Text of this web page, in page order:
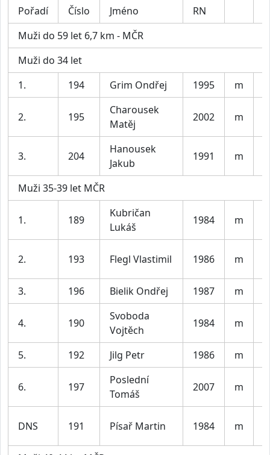
Pořadí Číslo Jméno RN
Muži do 59 let 6,7 km - MČR
Muži do 34 let
1.
194 Grim Ondřej 1995 m
2. 195
Charousek
Matěj
2002 m
3. 204
Hanousek
Jakub
1991 m
Muži 35-39 let MČR
1. 189
Kubričan
Lukáš
1984 m
2. 193 Flegl Vlastimil 1986 m
3.
196 Bielik Ondřej 1987 m
4. 190
Svoboda
Vojtěch
1984 m
5. 192 Jilg Petr 1986 m
6. 197
Poslední
Tomáš
2007 m
DNS 191 Písař Martin 1984 m